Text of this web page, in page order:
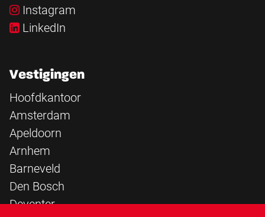
Instagram
LinkedIn
Vestigingen
Hoofdkantoor
Amsterdam
Apeldoorn
Arnhem
Barneveld
Den Bosch
Deventer